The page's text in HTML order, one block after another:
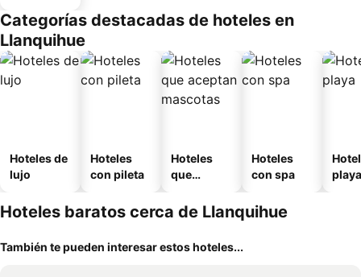
Categorías destacadas de hoteles en
Llanquihue
Hoteles de
lujo
Hoteles
con pileta
Hoteles
que
mascotas
Hoteles
con spa
playa
Hoteles baratos cerca de Llanquihue
También te pueden interesar estos hoteles...